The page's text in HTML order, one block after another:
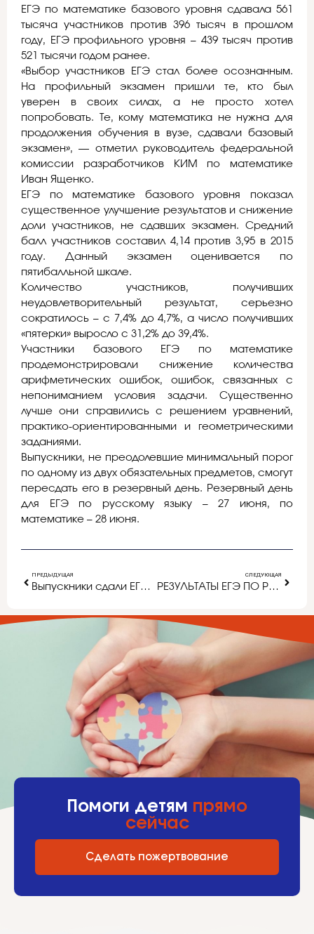
ЕГЭ по математике базового уровня сдавала 561
тысяча участников против 396 тысяч в прошлом
году, ЕГЭ профильного уровня – 439 тысяч против
521 тысячи годом ранее.
«Выбор участников ЕГЭ стал более осознанным.
На профильный экзамен пришли те, кто был
уверен в своих силах, а не просто хотел
попробовать. Те, кому математика не нужна для
продолжения обучения в вузе, сдавали базовый
экзамен», — отметил руководитель федеральной
комиссии разработчиков КИМ по математике
Иван Ященко.
ЕГЭ по математике базового уровня показал
существенное улучшение результатов и снижение
доли участников, не сдавших экзамен. Средний
балл участников составил 4,14 против 3,95 в 2015
году. Данный экзамен оценивается по
пятибалльной шкале.
Количество участников, получивших
неудовлетворительный результат, серьезно
сократилось – с 7,4% до 4,7%, а число получивших
«пятерки» выросло с 31,2% до 39,4%.
Участники базового ЕГЭ по математике
продемонстрировали снижение количества
арифметических ошибок, ошибок, связанных с
непониманием условия задачи. Существенно
лучше они справились с решением уравнений,
практико-ориентированными и геометрическими
заданиями.
Выпускники, не преодолевшие минимальный порог
по одному из двух обязательных предметов, смогут
пересдать его в резервный день. Резервный день
для ЕГЭ по русскому языку – 27 июня, по
математике – 28 июня.
ПРЕДЫДУЩАЯ
Выпускники сдали ЕГЭ-2016 по истории и информатике и ИКТ
СЛЕДУЮЩАЯ
РЕЗУЛЬТАТЫ ЕГЭ ПО РУССКОМУ ЯЗЫКУ
Помоги детям прямо
сейчас
Сделать пожертвование